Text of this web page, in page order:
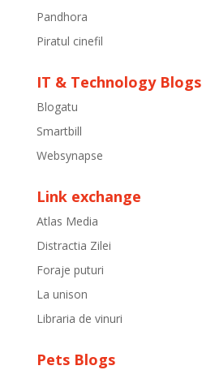
Pandhora
Piratul cinefil
IT & Technology Blogs
Blogatu
Smartbill
Websynapse
Link exchange
Atlas Media
Distractia Zilei
Foraje puturi
La unison
Libraria de vinuri
Pets Blogs